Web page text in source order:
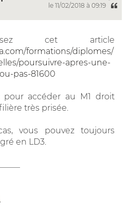
le 11/02/2018 à 09:19
cet article
formations/diplomes/
poursuivre-apres-une-
pas-81600
pour accéder au M1 droit
très prisée.
vous pouvez toujours
en LD3.